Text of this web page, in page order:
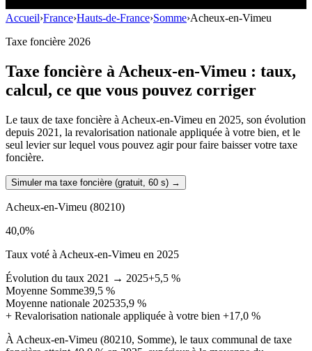
Accueil›France›Hauts-de-France›Somme›Acheux-en-Vimeu
Taxe foncière 2026
Taxe foncière àAcheux-en-Vimeu : taux,
calcul, ce que vous pouvez corriger
Le taux de taxe foncière à Acheux-en-Vimeu en 2025, son évolution
depuis 2021, la revalorisation nationale appliquée à votre bien, et le
seul levier sur lequel vous pouvez agir pour faire baisser votre taxe
foncière.
Simuler ma taxe foncière (gratuit, 60 s) →
Acheux-en-Vimeu (80210)
40,0%
Taux voté à Acheux-en-Vimeu en 2025
Évolution du taux 2021 → 2025+5,5 %
Moyenne Somme39,5 %
Moyenne nationale 202535,9 %
+ Revalorisation nationale appliquée à votre bien +17,0 %
À Acheux-en-Vimeu (80210, Somme), le taux communal de taxe